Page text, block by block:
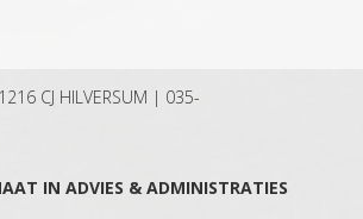
CJ HILVERSUM | 035-
IN ADVIES & ADMINISTRATIES